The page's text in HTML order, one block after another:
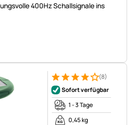
400Hz Schallsignale ins
Bewertung: 4 von 5 (8
8 Bewertungen
(8)
Sofort verfügbar
1 - 3 Tage
0,45 kg